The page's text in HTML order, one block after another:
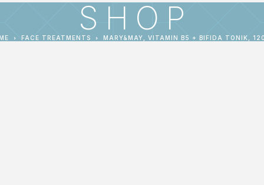
SHOP
FACE TREATMENTS MARY&MAY, VITAMIN B5 + BIFIDA TONIK,